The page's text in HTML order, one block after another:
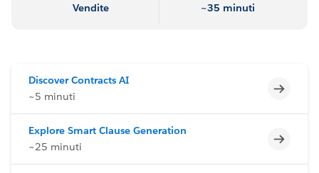
Vendite ~35 minuti
Discover Contracts AI
~5 minuti
Explore Smart Clause Generation
~25 minuti